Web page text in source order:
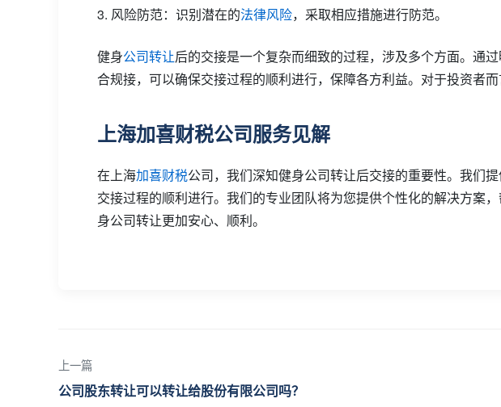
3. 风险防范：识别潜在的法律风险，采取相应措施进行防范。
健身公司转让后的交接是一个复杂而细致的过程，涉及多个方面。通
合规接，可以确保交接过程的顺利进行，保障各方利益。对于投资者
上海加喜财税公司服务见解
在上海加喜财税公司，我们深知健身公司转让后交接的重要性。我们
交接过程的顺利进行。我们的专业团队将为您提供个性化的解决方案
身公司转让更加安心、顺利。
上一篇
公司股东转让可以转让给股份有限公司吗？